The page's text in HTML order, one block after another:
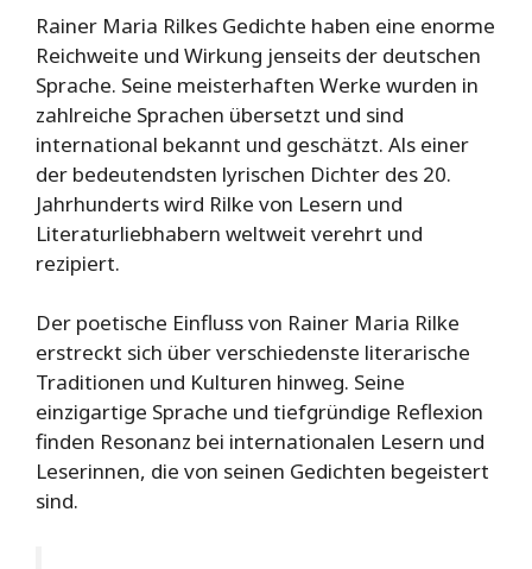
Rainer Maria Rilkes Gedichte haben eine enorme
Reichweite und Wirkung jenseits der deutschen
Sprache. Seine meisterhaften Werke wurden in
zahlreiche Sprachen übersetzt und sind
international bekannt und geschätzt. Als einer
der bedeutendsten lyrischen Dichter des 20.
Jahrhunderts wird Rilke von Lesern und
Literaturliebhabern weltweit verehrt und
rezipiert.
Der poetische Einfluss von Rainer Maria Rilke
erstreckt sich über verschiedenste literarische
Traditionen und Kulturen hinweg. Seine
einzigartige Sprache und tiefgründige Reflexion
finden Resonanz bei internationalen Lesern und
Leserinnen, die von seinen Gedichten begeistert
sind.